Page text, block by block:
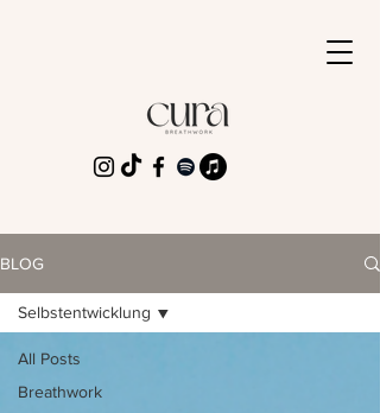
BLOG
All Posts
Breathwork
Selbstentwicklung